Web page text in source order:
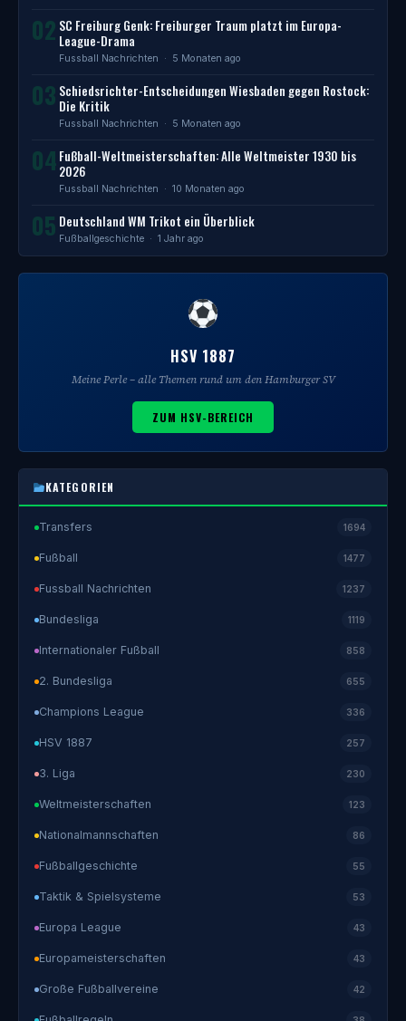
02 SC Freiburg Genk: Freiburger Traum platzt im Europa-
League-Drama
Fussball Nachrichten · 5 Monaten ago
03 Schiedsrichter-Entscheidungen Wiesbaden gegen Rostock:
Die Kritik
Fussball Nachrichten · 5 Monaten ago
04 Fußball-Weltmeisterschaften: Alle Weltmeister 1930 bis
2026
Fussball Nachrichten · 10 Monaten ago
05 Deutschland WM Trikot ein Überblick
Fußballgeschichte · 1 Jahr ago
HSV 1887
Meine Perle – alle Themen rund um den Hamburger SV
ZUM HSV-BEREICH
KATEGORIEN
Transfers 1694
Fußball 1477
Fussball Nachrichten 1237
Bundesliga 1119
Internationaler Fußball 858
2. Bundesliga 655
Champions League 336
HSV 1887 257
3. Liga 230
Weltmeisterschaften 123
Nationalmannschaften 86
Fußballgeschichte 55
Taktik & Spielsysteme 53
Europa League 43
Europameisterschaften 43
Große Fußballvereine 42